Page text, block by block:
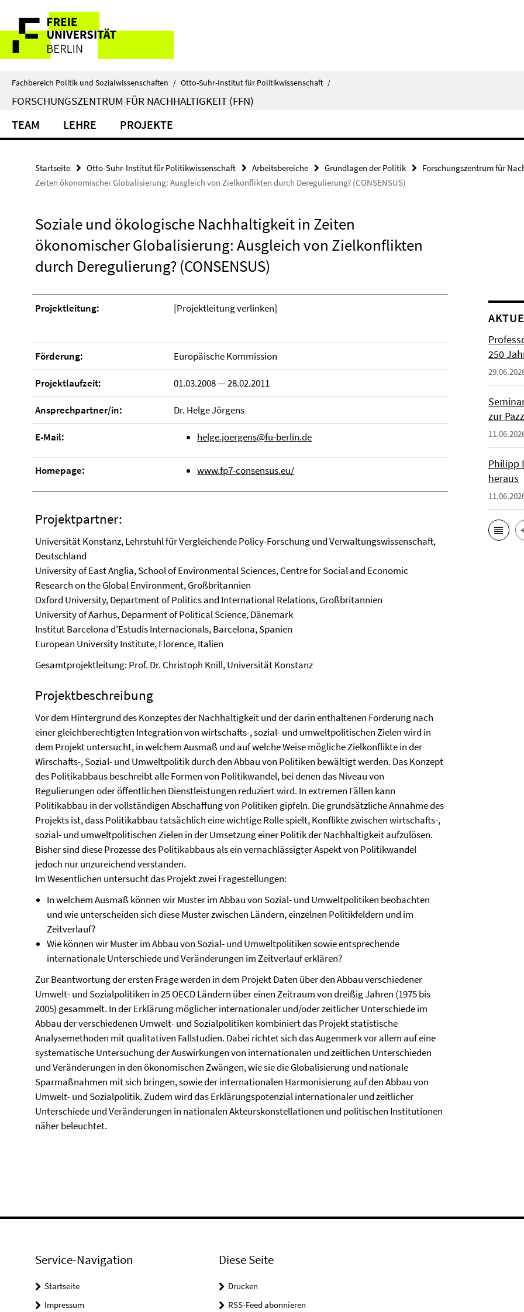
direkt
Inhalt
Service-
Navigation
Fachbereich Politik und Sozialwissenschaften / Otto-Suhr-Institut für Politikwissenschaft /
FORSCHUNGSZENTRUM FÜR NACHHALTIGKEIT (FFN)
TEAM LEHRE PROJEKTE
Startseite Otto-Suhr-Institut für Politikwissenschaft Arbeitsbereiche Grundlagen der Politik Forschungszentrum für
Zeiten ökonomischer Globalisierung: Ausgleich von Zielkonflikten durch Deregulierung? (CONSENSUS)
Soziale und ökologische Nachhaltigkeit in Zeiten
ökonomischer Globalisierung: Ausgleich von Zielkonflikten
durch Deregulierung? (CONSENSUS)
Projektleitung: [Projektleitung verlinken]
Förderung: Europäische Kommission
Projektlaufzeit: 01.03.2008 — 28.02.2011
Ansprechpartner/in: Dr. Helge Jörgens
E-Mail: helge.joergens@fu-berlin.de
Homepage: www.fp7-consensus.eu/
Projektpartner:
Universität Konstanz, Lehrstuhl für Vergleichende Policy-Forschung und Verwaltungswissenschaft,
Deutschland
University of East Anglia, School of Environmental Sciences, Centre for Social and Economic
Research on the Global Environment, Großbritannien
Oxford University, Department of Politics and International Relations, Großbritannien
University of Aarhus, Deparment of Political Science, Dänemark
Institut Barcelona d'Estudis Internacionals, Barcelona, Spanien
European University Institute, Florence, Italien
Gesamtprojektleitung: Prof. Dr. Christoph Knill, Universität Konstanz
Projektbeschreibung
Vor dem Hintergrund des Konzeptes der Nachhaltigkeit und der darin enthaltenen Forderung nach
einer gleichberechtigten Integration von wirtschafts-, sozial- und umweltpolitischen Zielen wird in
dem Projekt untersucht, in welchem Ausmaß und auf welche Weise mögliche Zielkonflikte in der
Wirschafts-, Sozial- und Umweltpolitik durch den Abbau von Politiken bewältigt werden. Das Konzept
des Politikabbaus beschreibt alle Formen von Politikwandel, bei denen das Niveau von
Regulierungen oder öffentlichen Dienstleistungen reduziert wird. In extremen Fällen kann
Politikabbau in der vollständigen Abschaffung von Politiken gipfeln. Die grundsätzliche Annahme des
Projekts ist, dass Politikabbau tatsächlich eine wichtige Rolle spielt, Konflikte zwischen wirtschafts-,
sozial- und umweltpolitischen Zielen in der Umsetzung einer Politik der Nachhaltigkeit aufzulösen.
Bisher sind diese Prozesse des Politikabbaus als ein vernachlässigter Aspekt von Politikwandel
jedoch nur unzureichend verstanden.
Im Wesentlichen untersucht das Projekt zwei Fragestellungen:
In welchem Ausmaß können wir Muster im Abbau von Sozial- und Umweltpolitiken beobachten
und wie unterscheiden sich diese Muster zwischen Ländern, einzelnen Politikfeldern und im
Zeitverlauf?
Wie können wir Muster im Abbau von Sozial- und Umweltpolitiken sowie entsprechende
internationale Unterschiede und Veränderungen im Zeitverlauf erklären?
Zur Beantwortung der ersten Frage werden in dem Projekt Daten über den Abbau verschiedener
Umwelt- und Sozialpolitiken in 25 OECD Ländern über einen Zeitraum von dreißig Jahren (1975 bis
2005) gesammelt. In der Erklärung möglicher internationaler und/oder zeitlicher Unterschiede im
Abbau der verschiedenen Umwelt- und Sozialpolitiken kombiniert das Projekt statistische
Analysemethoden mit qualitativen Fallstudien. Dabei richtet sich das Augenmerk vor allem auf eine
systematische Untersuchung der Auswirkungen von internationalen und zeitlichen Unterschieden
und Veränderungen in den ökonomischen Zwängen, wie sie die Globalisierung und nationale
Sparmaßnahmen mit sich bringen, sowie der internationalen Harmonisierung auf den Abbau von
Umwelt- und Sozialpolitik. Zudem wird das Erklärungspotenzial internationaler und zeitlicher
Unterschiede und Veränderungen in nationalen Akteurskonstellationen und politischen Institutionen
näher beleuchtet.
250
zur
Philipp
heraus
Service-Navigation
Startseite
Impressum
Diese Seite
Drucken
RSS-Feed abonnieren